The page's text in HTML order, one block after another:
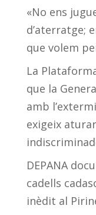
«No ens
d’aterratge;
que volem
La
que la
amb
exigeix
DEPANA
cadells
inèdit al